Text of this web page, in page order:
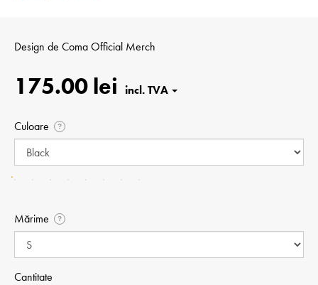
Design de Coma Official Merch
175.00 lei
Culoare ?
Mărime ?
Cantitate